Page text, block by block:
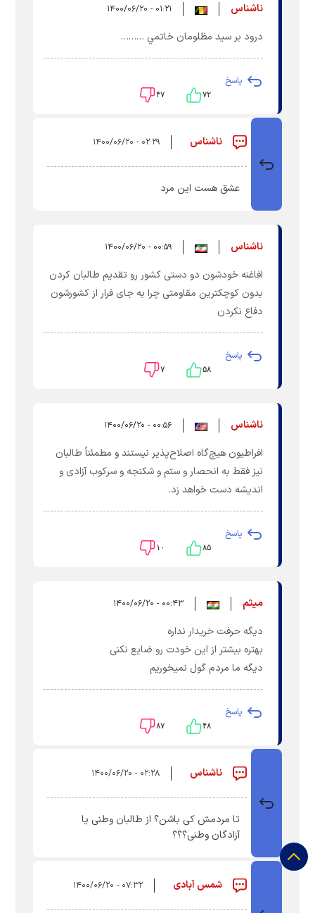
ناشناس ۰۱:۲۱ - ۱۴۰۰/۰۶/۲۰
درود بر سيد مظلومان خاتمي ………
پاسخ
۷۲ ۴۷
ناشناس ۰۲:۲۹ - ۱۴۰۰/۰۶/۲۰
عشق هست این مرد
ناشناس ۰۰:۵۹ - ۱۴۰۰/۰۶/۲۰
افاغنه خودشون دو دستی کشور رو تقدیم طالبان کردن
بدون کوچکترین مقاومتی چرا به جای فرار از کشورشون
دفاع نکردن
پاسخ
۵۸ ۷
ناشناس ۰۰:۵۶ - ۱۴۰۰/۰۶/۲۰
افراطیون هیچ‌گاه اصلاح‌پذیر نیستند و مطمئناً طالبان
نیز فقط به انحصار و ستم و شکنجه و سرکوب آزادی و
اندیشه دست خواهد زد.
پاسخ
۸۵ ۱۰
میثم ۰۰:۴۳ - ۱۴۰۰/۰۶/۲۰
دیگه حرفت خریدار نداره
بهتره بیشتر از این خودت رو ضایع نکنی
دیگه ما مردم گول نمیخوریم
پاسخ
۴۸ ۸۷
ناشناس ۰۲:۲۸ - ۱۴۰۰/۰۶/۲۰
تا مردمش کی باشن؟ از طالبان وطنی یا
آزادگان وطنی؟؟؟
شمس آبادی ۰۷:۳۲ - ۱۴۰۰/۰۶/۲۰